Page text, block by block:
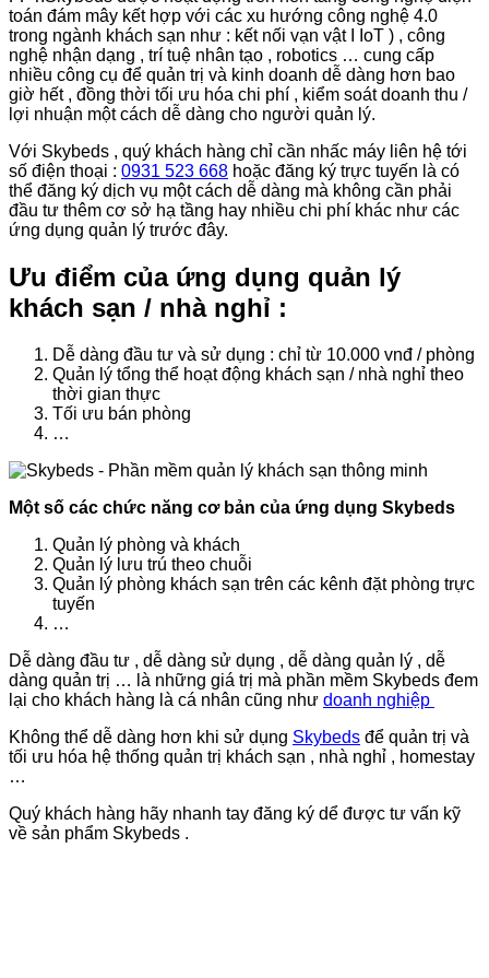
toán đám mây kết hợp với các xu hướng công nghệ 4.0
trong ngành khách sạn như : kết nối vạn vật I IoT ) , công
nghệ nhận dạng , trí tuệ nhân tạo , robotics … cung cấp
nhiều công cụ để quản trị và kinh doanh dễ dàng hơn bao
giờ hết , đồng thời tối ưu hóa chi phí , kiểm soát doanh thu /
lợi nhuận một cách dễ dàng cho người quản lý.
Với Skybeds , quý khách hàng chỉ cần nhấc máy liên hệ tới
số điện thoại : 0931 523 668 hoặc đăng ký trực tuyến là có
thể đăng ký dịch vụ một cách dễ dàng mà không cần phải
đầu tư thêm cơ sở hạ tầng hay nhiều chi phí khác như các
ứng dụng quản lý trước đây.
Ưu điểm của ứng dụng quản lý
khách sạn / nhà nghỉ :
Dễ dàng đầu tư và sử dụng : chỉ từ 10.000 vnđ / phòng
Quản lý tổng thể hoạt động khách sạn / nhà nghỉ theo
thời gian thực
Tối ưu bán phòng
…
Một số các chức năng cơ bản của ứng dụng Skybeds
Quản lý phòng và khách
Quản lý lưu trú theo chuỗi
Quản lý phòng khách sạn trên các kênh đặt phòng trực
tuyến
…
Dễ dàng đầu tư , dễ dàng sử dụng , dễ dàng quản lý , dễ
dàng quản trị … là những giá trị mà phần mềm Skybeds đem
lại cho khách hàng là cá nhân cũng như doanh nghiệp
Không thể dễ dàng hơn khi sử dụng Skybeds để quản trị và
tối ưu hóa hệ thống quản trị khách sạn , nhà nghỉ , homestay
…
Quý khách hàng hãy nhanh tay đăng ký dể được tư vấn kỹ
về sản phẩm Skybeds .